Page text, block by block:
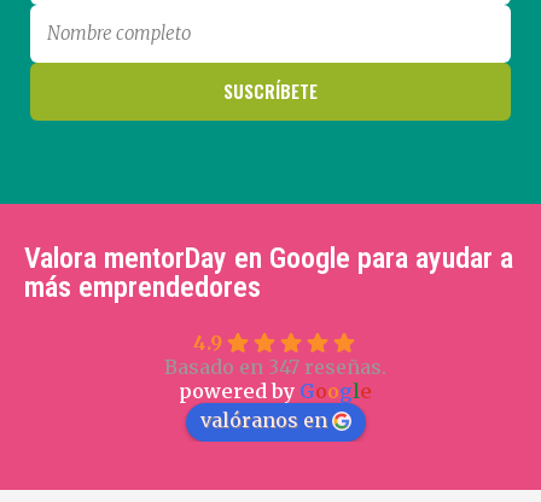
Valora mentorDay en Google para ayudar a
más emprendedores
4.9
Basado en 347 reseñas.
powered by Google
valóranos en